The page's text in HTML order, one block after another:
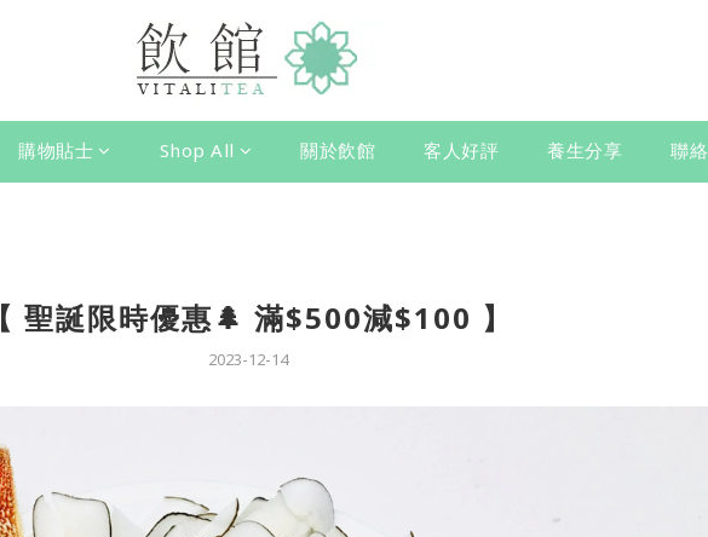
購物貼士 Shop All 關於飲館 客人好評 養生分享 聯
【 聖誕限時優惠🌲 滿$500減$100 】
2023-12-14